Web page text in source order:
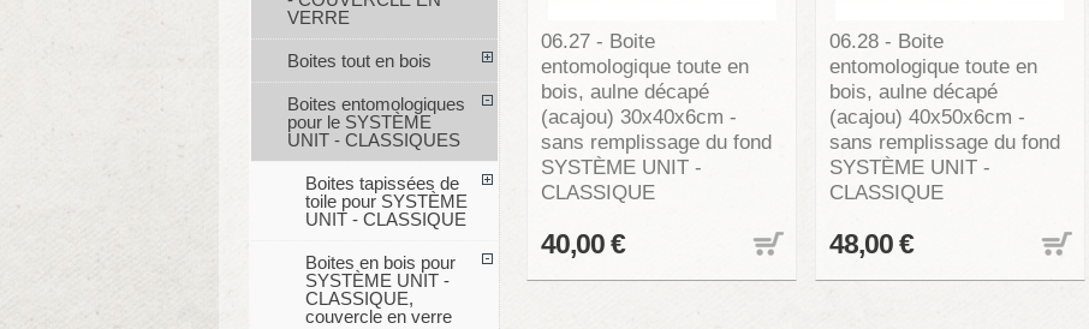
06.27 - Boite
entomologique toute en
bois, aulne décapé
(acajou) 30x40x6cm -
sans remplissage du fond
SYSTÈME UNIT -
CLASSIQUE
40,00 €
06.28 - Boite
entomologique toute en
bois, aulne décapé
(acajou) 40x50x6cm -
sans remplissage du fond
SYSTÈME UNIT -
CLASSIQUE
48,00 €
VERRE
Boites tout en bois
Boites entomologiques
pour le SYSTÈME
UNIT - CLASSIQUES
Boites tapissées de
toile pour SYSTÈME
UNIT - CLASSIQUE
Boites en bois pour
SYSTÈME UNIT -
CLASSIQUE,
couvercle en verre